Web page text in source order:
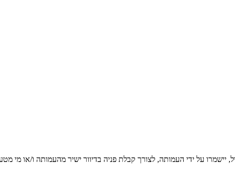
יישמרו על ידי העמותה, לצורך קבלת פניה בדיוור ישיר מהעמותה ו/או מי